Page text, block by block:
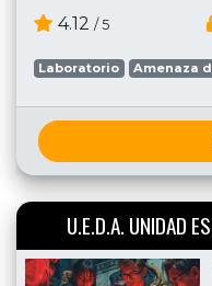
4.12 / 5
Laboratorio Amenaza
U.E.D.A. UNIDAD